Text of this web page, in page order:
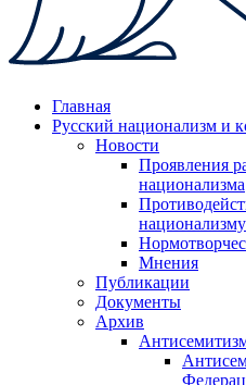
Главная
Русский национализм и
Новости
Проявления
национализма
национализму
Мнения
Публикации
Документы
Архив